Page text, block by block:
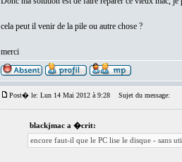
cela peut il venir de la pile ou autre chose ?
merci
Post� le: Lun 14 Mai 2012 à 9:28 Sujet du message:
blackjmac a �crit:
encore faut-il que le PC lise le disque - sans